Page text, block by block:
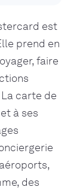
est
prend en
faire
carte de
à ses
des